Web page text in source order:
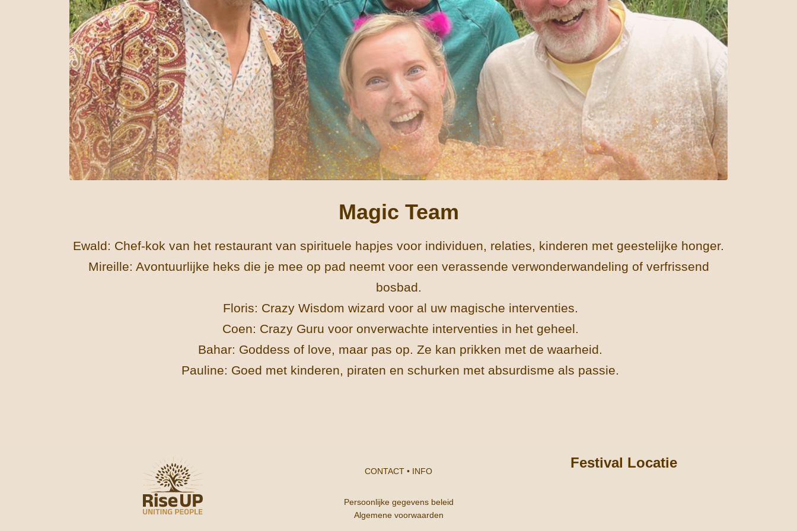
Magic Team
Ewald: Chef-kok van het restaurant van spirituele hapjes voor individuen, relaties, kinderen met geestelijke honger.
Mireille: Avontuurlijke heks die je mee op pad neemt voor een verassende verwonderwandeling of verfrissend
bosbad.
Floris: Crazy Wisdom wizard voor al uw magische interventies.
Coen: Crazy Guru voor onverwachte interventies in het geheel.
Bahar: Goddess of love, maar pas op. Ze kan prikken met de waarheid.
Pauline: Goed met kinderen, piraten en schurken met absurdisme als passie.
CONTACT • INFO
Persoonlijke gegevens beleid
Algemene voorwaarden
Festival Locatie